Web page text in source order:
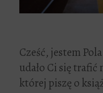
Cześć, jestem
udało Ci się trafić
której piszę o